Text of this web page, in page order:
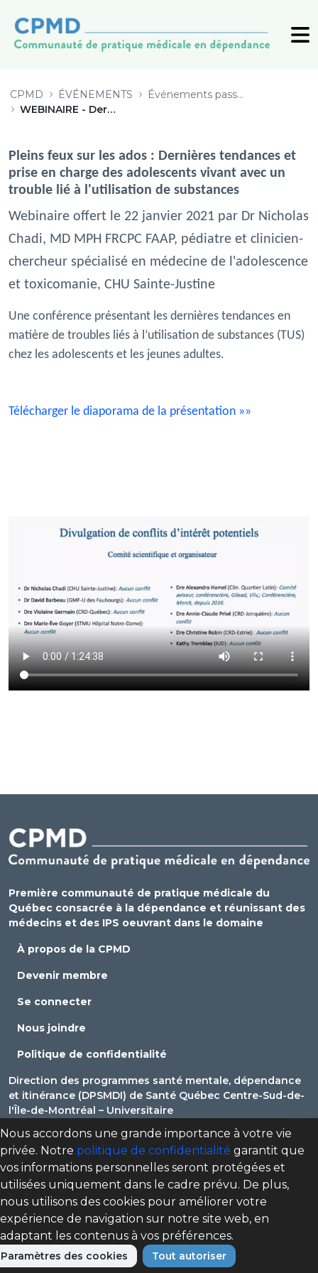
CPMD ÉVÉNEMENTS
Événements passés (archive)
WEBINAIRE - Dernières tendances et prise en charge des adolescents vivant avec un TUS
Pleins feux sur les ados : Dernières tendances et
prise en charge des adolescents vivant avec un
trouble lié à l'utilisation de substances
Webinaire offert le 22 janvier 2021 par Dr Nicholas
Chadi, MD MPH FRCPC FAAP, pédiatre et clinicien-
chercheur spécialisé en médecine de l'adolescence
et toxicomanie, CHU Sainte-Justine
Une conférence présentant les dernières tendances en
matière de troubles liés à l’utilisation de substances (TUS)
chez les adolescents et les jeunes adultes.
Télécharger le diaporama de la présentation »»
Première communauté de pratique médicale du
Québec consacrée à la dépendance et réunissant des
médecins et des IPS oeuvrant dans le domaine
À propos de la CPMD
Devenir membre
Se connecter
Nous joindre
Politique de confidentialité
Direction des programmes santé mentale, dépendance
et itinérance (DPSMDI) de Santé Québec Centre-Sud-de-
l'Île-de-Montréal – Universitaire
cpmd.ccsmtl@ssss.gouv.qc.ca
Nous accordons une grande importance à votre vie
privée. Notre politique de confidentialité garantit que
vos informations personnelles seront protégées et
utilisées uniquement dans le cadre prévu. De plus,
nous utilisons des cookies pour améliorer votre
expérience de navigation sur notre site web, en
adaptant les contenus à vos préférences.
Paramètres des cookies Tout autoriser